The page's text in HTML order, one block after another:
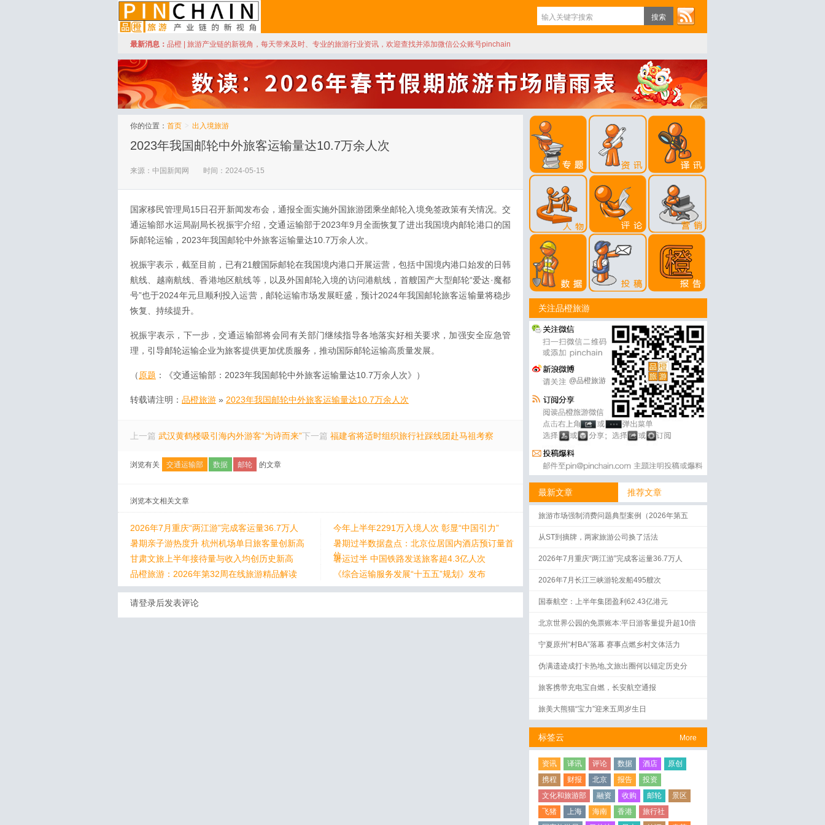
品橙旅游
最新消息： 品橙 | 旅游产业链的新视角，每天带来及时、专业的旅游行业资讯，欢迎查找并添加微信公众账号pinchain
你的位置： 首页 > 出入境旅游
2023年我国邮轮中外旅客运输量达10.7万余人次
来源：中国新闻网 时间：2024-05-15
国家移民管理局15日召开新闻发布会，通报全面实施外国旅游团乘坐邮轮入境免签政策有关情况。交
通运输部水运局副局长祝振宇介绍，交通运输部于2023年9月全面恢复了进出我国境内邮轮港口的国
际邮轮运输，2023年我国邮轮中外旅客运输量达10.7万余人次。
祝振宇表示，截至目前，已有21艘国际邮轮在我国境内港口开展运营，包括中国境内港口始发的日韩
航线、越南航线、香港地区航线等，以及外国邮轮入境的访问港航线，首艘国产大型邮轮“爱达·魔都
号”也于2024年元旦顺利投入运营，邮轮运输市场发展旺盛，预计2024年我国邮轮旅客运输量将稳步
恢复、持续提升。
祝振宇表示，下一步，交通运输部将会同有关部门继续指导各地落实好相关要求，加强安全应急管
理，引导邮轮运输企业为旅客提供更加优质服务，推动国际邮轮运输高质量发展。
（ 原题 ：《交通运输部：2023年我国邮轮中外旅客运输量达10.7万余人次》）
转载请注明： 品橙旅游 » 2023年我国邮轮中外旅客运输量达10.7万余人次
上一篇 武汉黄鹤楼吸引海内外游客“为诗而来”下一篇 福建省将适时组织旅行社踩线团赴马祖考察
浏览有关 交通运输部 数据 邮轮 的文章
浏览本文相关文章
2026年7月重庆“两江游”完成客运量36.7万人
今年上半年2291万入境人次 彰显“中国引力”
暑期亲子游热度升 杭州机场单日旅客量创新高
暑期过半数据盘点：北京位居国内酒店预订量首
位
甘肃文旅上半年接待量与收入均创历史新高
暑运过半 中国铁路发送旅客超4.3亿人次
品橙旅游：2026年第32周在线旅游精品解读
《综合运输服务发展“十五五”规划》发布
请登录后发表评论
关注品橙旅游
@品橙旅游
最新文章 推荐文章
旅游市场强制消费问题典型案例（2026年第五
从ST到摘牌，两家旅游公司换了活法
2026年7月重庆“两江游”完成客运量36.7万人
2026年7月长江三峡游轮发船495艘次
国泰航空：上半年集团盈利62.43亿港元
北京世界公园的免票账本:平日游客量提升超10倍
宁夏原州“村BA”落幕 赛事点燃乡村文体活力
伪满遗迹成打卡热地,文旅出圈何以锚定历史分
旅客携带充电宝自燃，长安航空通报
旅美大熊猫“宝力”迎来五周岁生日
More
标签云
资讯 译讯 评论 数据 酒店
原创
携程
财报 北京 报告
投资
文化和旅游部
融资 收购 邮轮
景区
飞猪
上海 海南 香港
旅行社